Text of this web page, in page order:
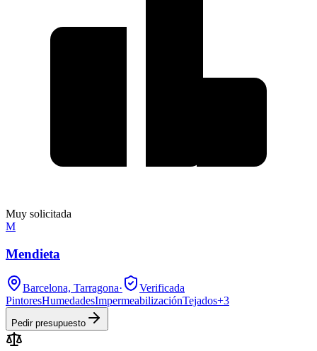
Muy solicitada
M
Mendieta
Barcelona, Tarragona·
Verificada
PintoresHumedadesImpermeabilizaciónTejados+3
Pedir presupuesto